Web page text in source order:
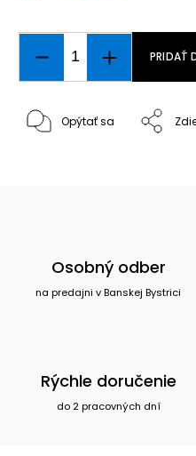
PRIDAŤ
Opýtať sa
Osobný odber
na predajni v Banskej Bystrici
Rýchle doručenie
do 2 pracovných dní